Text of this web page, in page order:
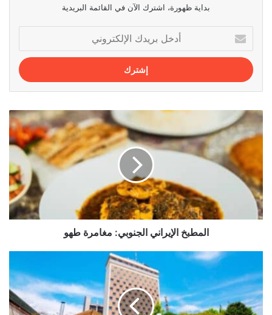
بداية ظهورة، اشترك الآن في القائمة البريدية
بريدك
الإلكتروني
المطبخ
الإيراني
الجنوبي:
طهو
المطبخ الإيراني الجنوبي: مغامرة طهو
هما
طهران:
تجربة
خمس